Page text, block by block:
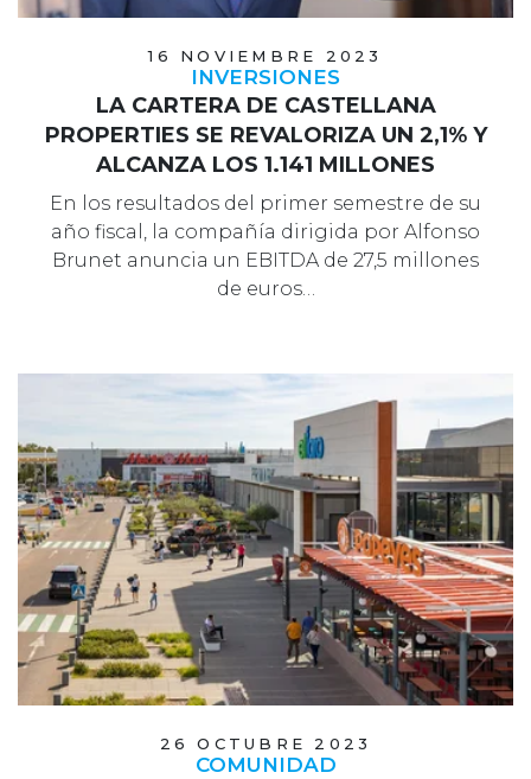
16 NOVIEMBRE 2023
INVERSIONES
LA CARTERA DE CASTELLANA
PROPERTIES SE REVALORIZA UN 2,1% Y
ALCANZA LOS 1.141 MILLONES
En los resultados del primer semestre de su
año fiscal, la compañía dirigida por Alfonso
Brunet anuncia un EBITDA de 27,5 millones
de euros…
26 OCTUBRE 2023
COMUNIDAD